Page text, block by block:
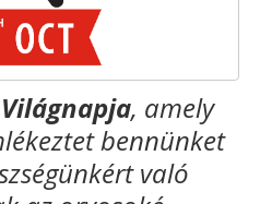
, amely
bennünket
való